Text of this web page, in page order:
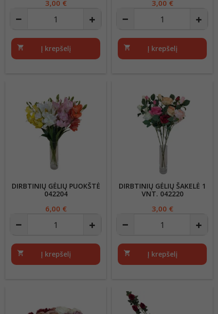
Kaina
3,00 €
shopping_cart Į krepšelį
Kaina
3,00 €
shopping_cart Į krepšelį
DIRBTINIŲ GĖLIŲ PUOKŠTĖ
042204
Kaina
6,00 €
shopping_cart Į krepšelį
DIRBTINIŲ GĖLIŲ ŠAKELĖ 1
VNT. 042220
Kaina
3,00 €
shopping_cart Į krepšelį